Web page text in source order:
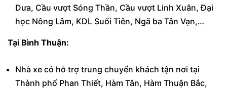
Dưa, Cầu vượt Sóng Thần, Cầu vượt Linh Xuân, Đại
học Nông Lâm, KDL Suối Tiên, Ngã ba Tân Vạn,…
Tại Bình Thuận:
Nhà xe có hỗ trợ trung chuyển khách tận nơi tại
Thành phố Phan Thiết, Hàm Tân, Hàm Thuận Bắc,